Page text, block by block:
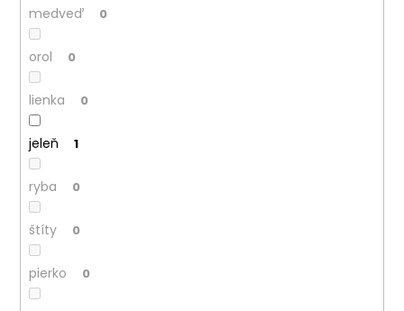
medveď 0
orol 0
lienka 0
jeleň 1
ryba 0
štíty 0
pierko 0